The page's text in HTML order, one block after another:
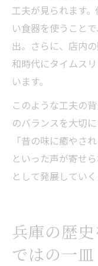
工夫が見られます
い食器を使うこと
出。さらに、店内
和時代にタイムス
います。
このような工夫の
のバランスを大切
「昔の味に癒やさ
といった声が寄せ
として発展してい
兵庫の歴
ではの一皿